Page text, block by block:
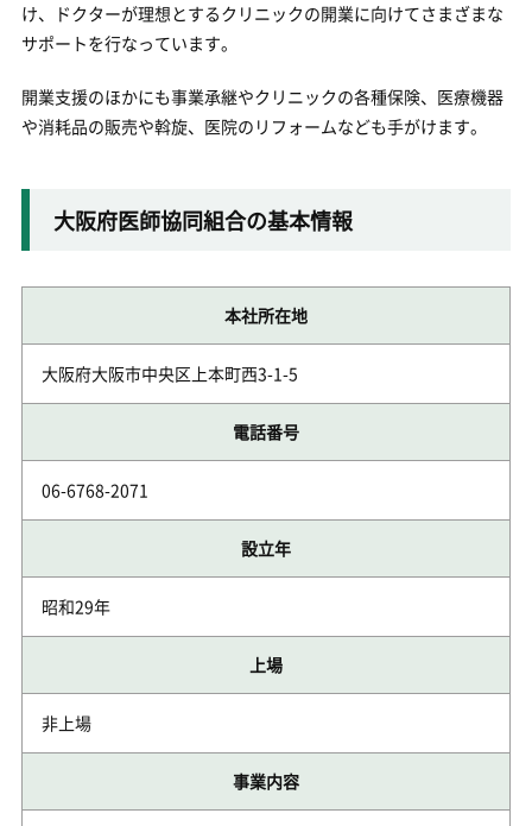
け、ドクターが理想とするクリニックの開業に向けてさまざまな
サポートを行なっています。
開業支援のほかにも事業承継やクリニックの各種保険、医療機器
や消耗品の販売や斡旋、医院のリフォームなども手がけます。
大阪府医師協同組合の基本情報
本社所在地
大阪府大阪市中央区上本町西3-1-5
電話番号
06-6768-2071
設立年
昭和29年
上場
非上場
事業内容